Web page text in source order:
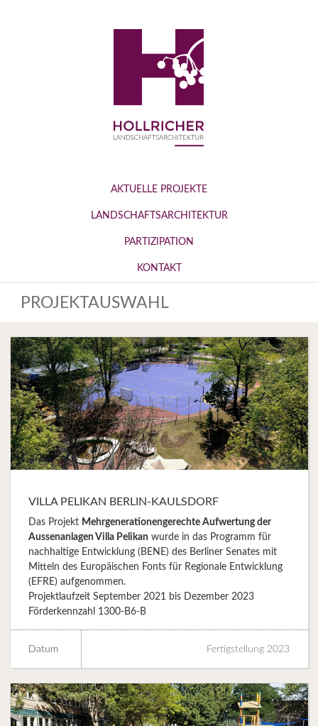
AKTUELLE PROJEKTE
LANDSCHAFTSARCHITEKTUR
PARTIZIPATION
KONTAKT
PROJEKTAUSWAHL
VILLA PELIKAN BERLIN-KAULSDORF
Das Projekt Mehrgenerationengerechte Aufwertung der
Aussenanlagen Villa Pelikan wurde in das Programm für
nachhaltige Entwicklung (BENE) des Berliner Senates mit
Mitteln des Europäischen Fonts für Regionale Entwicklung
(EFRE) aufgenommen.
Projektlaufzeit September 2021 bis Dezember 2023
Förderkennzahl 1300-B6-B
Datum Fertigstellung 2023